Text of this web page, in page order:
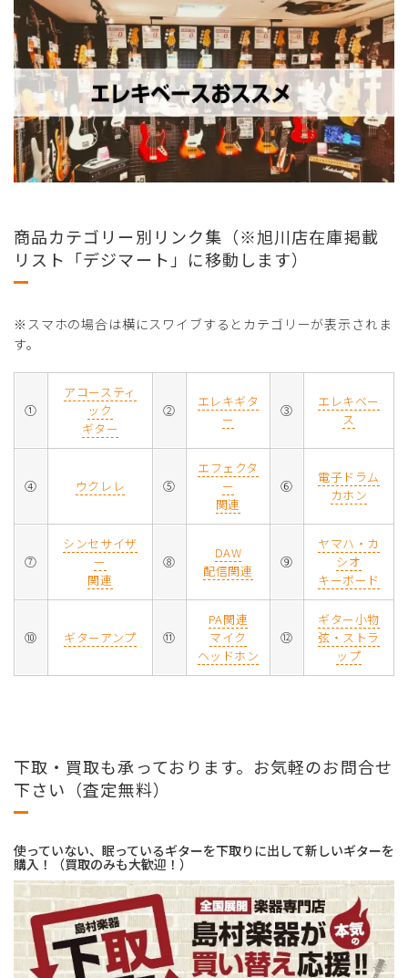
商品カテゴリー別リンク集（※旭川店在庫掲載
リスト「デジマート」に移動します）
※スマホの場合は横にスワイブするとカテゴリーが表示されま
す。
①
アコースティ
ック
ギター
②
エレキギタ
ー
③
エレキベー
ス
④ ウクレレ ⑤
エフェクタ
ー
関連
⑥
電子ドラム
カホン
⑦
シンセサイザ
ー
関連
⑧
DAW
配信関連
⑨
ヤマハ・カ
シオ
キーボード
⑩ ギターアンプ ⑪
PA関連
マイク
ヘッドホン
⑫
ギター小物
弦・ストラ
ップ
下取・買取も承っております。お気軽のお問合せ
下さい（査定無料）
使っていない、眠っているギターを下取りに出して新しいギターを
購入！（買取のみも大歓迎！）